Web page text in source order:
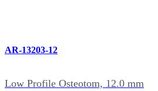
AR-13203-12
Low Profile Osteotom, 12.0 mm